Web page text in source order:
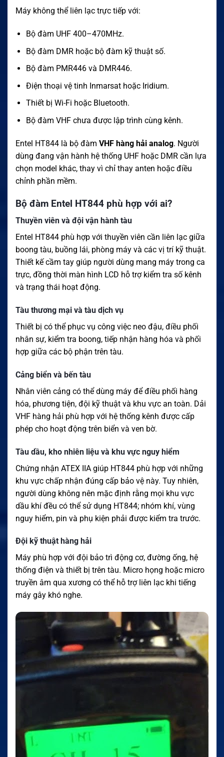
Máy không thể liên lạc trực tiếp với:
Bộ đàm UHF 400–470MHz.
Bộ đàm DMR hoặc bộ đàm kỹ thuật số.
Bộ đàm PMR446 và DMR446.
Điện thoại vệ tinh Inmarsat hoặc Iridium.
Thiết bị Wi-Fi hoặc Bluetooth.
Bộ đàm VHF chưa được lập trình cùng kênh.
Entel HT844 là bộ đàm VHF hàng hải analog. Người
dùng đang vận hành hệ thống UHF hoặc DMR cần lựa
chọn model khác, thay vì chỉ thay anten hoặc điều
chỉnh phần mềm.
Bộ đàm Entel HT844 phù hợp với ai?
Thuyền viên và đội vận hành tàu
Entel HT844 phù hợp với thuyền viên cần liên lạc giữa
boong tàu, buồng lái, phòng máy và các vị trí kỹ thuật.
Thiết kế cầm tay giúp người dùng mang máy trong ca
trực, đồng thời màn hình LCD hỗ trợ kiểm tra số kênh
và trạng thái hoạt động.
Tàu thương mại và tàu dịch vụ
Thiết bị có thể phục vụ công việc neo đậu, điều phối
nhân sự, kiểm tra boong, tiếp nhận hàng hóa và phối
hợp giữa các bộ phận trên tàu.
Cảng biển và bến tàu
Nhân viên cảng có thể dùng máy để điều phối hàng
hóa, phương tiện, đội kỹ thuật và khu vực an toàn. Dải
VHF hàng hải phù hợp với hệ thống kênh được cấp
phép cho hoạt động trên biển và ven bờ.
Tàu dầu, kho nhiên liệu và khu vực nguy hiểm
Chứng nhận ATEX IIA giúp HT844 phù hợp với những
khu vực chấp nhận đúng cấp bảo vệ này. Tuy nhiên,
người dùng không nên mặc định rằng mọi khu vực
dầu khí đều có thể sử dụng HT844; nhóm khí, vùng
nguy hiểm, pin và phụ kiện phải được kiểm tra trước.
Đội kỹ thuật hàng hải
Máy phù hợp với đội bảo trì động cơ, đường ống, hệ
thống điện và thiết bị trên tàu. Micro họng hoặc micro
truyền âm qua xương có thể hỗ trợ liên lạc khi tiếng
máy gây khó nghe.